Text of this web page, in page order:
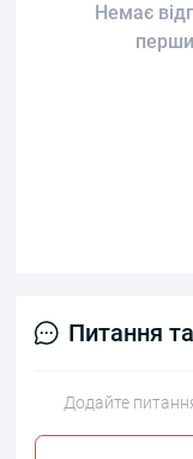
Немає
Питання та
Додайте